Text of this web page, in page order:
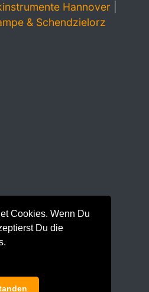
Cookies. Wenn Du
Du die
Hannover
& Schendzielorz